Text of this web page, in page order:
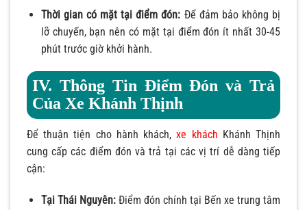
Thời gian có mặt tại điểm đón: Để đảm bảo không bị
lỡ chuyến, bạn nên có mặt tại điểm đón ít nhất 30-45
phút trước giờ khởi hành.
IV. Thông Tin Điểm Đón và Trả
Của Xe Khánh Thịnh
Để thuận tiện cho hành khách,xe khách Khánh Thịnh
cung cấp các điểm đón và trả tại các vị trí dễ dàng tiếp
cận:
Tại Thái Nguyên:Điểm đón chính tại Bến xe trung tâm